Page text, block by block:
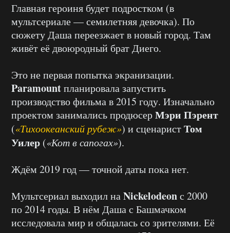
Главная героиня будет подростком (в
мультсериале — семилетняя девочка). По
сюжету Даша переезжает в новый город. Там
живёт её двоюродный брат Диего.
Это не первая попытка экранизации.
Paramountпланировала запустить
производство фильма в 2015 году. Изначально
проектом занимались продюсерМэри Пэрент
(«Тихоокеанский рубеж») и сценаристТом
Уилер («Кот в сапогах»).
Ждём 2019 год — точной даты пока нет.
Мультсериал выходил наNickelodeonс 2000
по 2014 годы. В нём Даша с Башмачком
исследовала мир и общалась со зрителями. Её